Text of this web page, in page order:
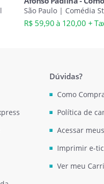
Nossos Pais
São Paulo | Comédia
Up
R$ 59,90 à 120,00 +
Dúvidas?
Como
Política de
Acessar
Imprimir e-
Ver meu